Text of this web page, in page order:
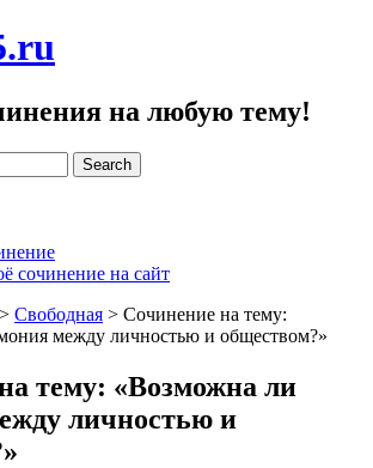
на любую тему!
сочинение на сайт
> Свободная > Сочинение на тему:
между личностью и обществом?»
тему: «Возможна ли
личностью и